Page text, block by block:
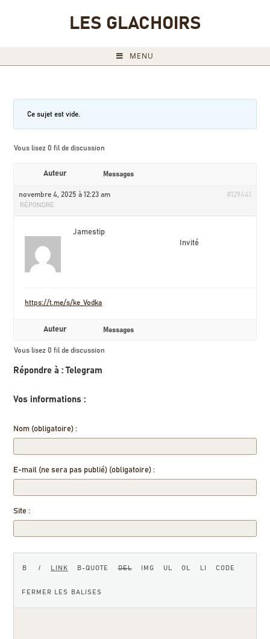
LES GLACHOIRS
MENU
Ce sujet est vide.
Vous lisez 0 fil de discussion
Auteur Messages
novembre 4, 2025 à 12:23 am #129441
RÉPONDRE
Jamestip
Invité
https://t.me/s/ke_Vodka
Auteur Messages
Vous lisez 0 fil de discussion
Répondre à : Telegram
Vos informations :
Nom (obligatoire) :
E-mail (ne sera pas publié) (obligatoire) :
Site :